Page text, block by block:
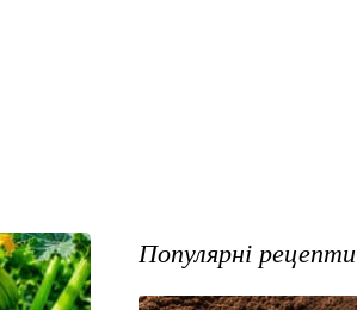
Популярні рецепти